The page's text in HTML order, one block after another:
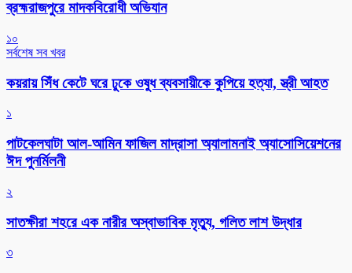
ব্রহ্মরাজপুরে মাদকবিরোধী অভিযান
১০
সর্বশেষ সব খবর
কয়রায় সিঁধ কেটে ঘরে ঢুকে ওষুধ ব্যবসায়ীকে কুপিয়ে হত্যা, স্ত্রী আহত
১
পাটকেলঘাটা আল-আমিন ফাজিল মাদ্রাসা অ্যালামনাই অ্যাসোসিয়েশনের
ঈদ পুনর্মিলনী
২
সাতক্ষীরা শহরে এক নারীর অস্বাভাবিক মৃত্যু, গলিত লাশ উদ্ধার
৩